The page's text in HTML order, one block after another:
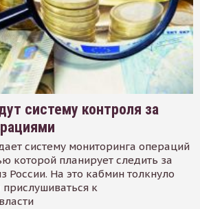
систему контроля за
систему мониторинга операций
которой планирует следить за
России. На это кабмин толкнуло
к